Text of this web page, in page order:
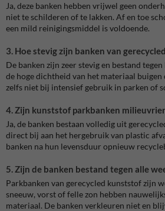
Ja, deze banken hebben vrijwel geen
niet te schilderen of te lakken. Af en toe
een mild reinigingsmiddel is voldoende.
3. Hoe stevig zijn banken van
De banken zijn zeer stevig en bestand
de hoge dichtheid van het materiaal buigen
zelfs niet bij intensief gebruik in parken of
4. Zijn kunststof parkbanken
Ja, de banken bestaan volledig uit
direct bij aan het hergebruik van plastic
banken na hun levensduur opnieuw
5. Zijn de banken bestand tegen alle
Parkbanken van gerecycled kunststof zijn
sneeuw, vorst of felle zon hebben
materiaal. De banken verkleuren niet en